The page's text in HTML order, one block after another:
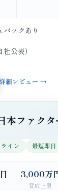
ックあり
公表）
細レビュー →
本ファクタ
ライン 最短即日
3,000万
買取上限